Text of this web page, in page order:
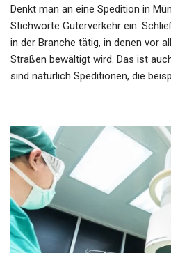
Denkt man an eine Spedition in
Stichworte Güterverkehr ein.
in der Branche tätig, in denen vor
Straßen bewältigt wird. Das ist
sind natürlich Speditionen, die